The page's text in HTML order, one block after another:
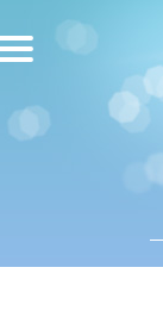
О песнях